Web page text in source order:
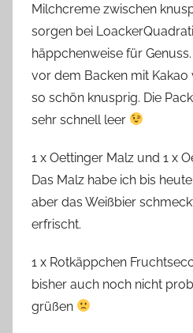
Milchcreme zwischen
sorgen bei
häppchenweise für
vor dem Backen mit
so schön knusprig. Die
sehr schnell leer
1 x Oettinger Malz und 1 x
Das Malz habe ich bis
aber das Weißbier
erfrischt.
1 x Rotkäppchen
bisher auch noch nicht
grüßen